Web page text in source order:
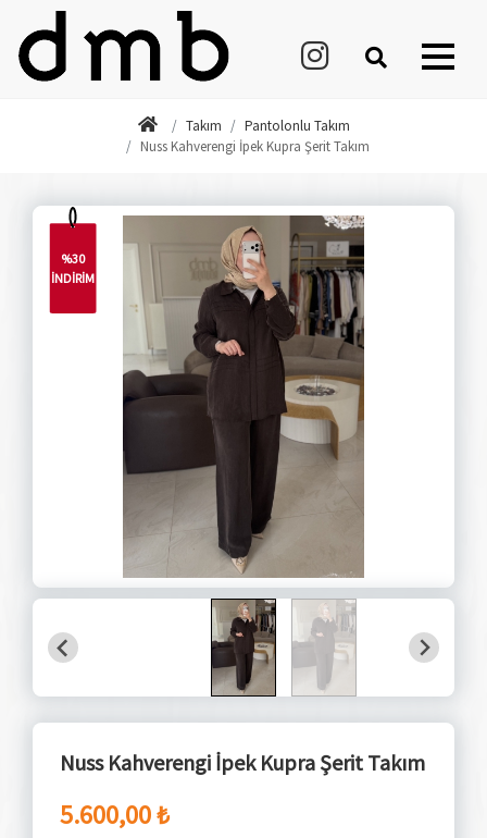
Takım
Pantolonlu Takım
Nuss Kahverengi İpek Kupra Şerit Takım
%30
İNDİRİM
Nuss Kahverengi İpek Kupra Şerit Takım
5.600,00 ₺